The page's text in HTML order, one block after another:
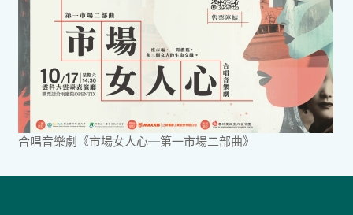
合唱音樂劇《市場女人心─第一市場二部曲》